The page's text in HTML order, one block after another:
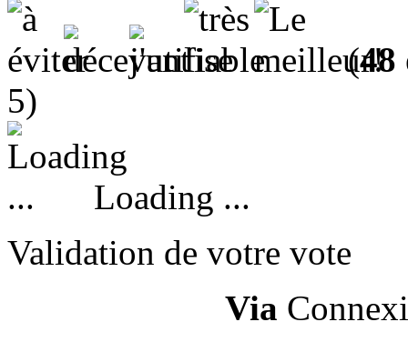
(48
5)
Loading ...
Validation de votre vote
Via